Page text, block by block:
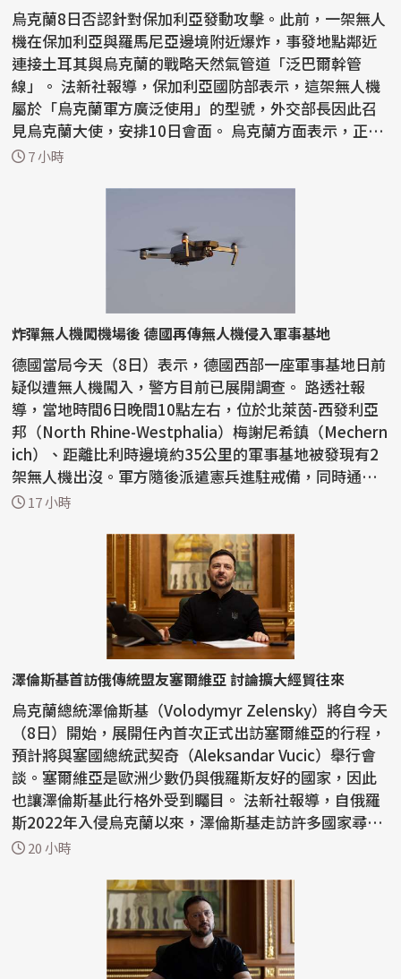
烏克蘭8日否認針對保加利亞發動攻擊。此前，一架無人
機在保加利亞與羅馬尼亞邊境附近爆炸，事發地點鄰近
連接土耳其與烏克蘭的戰略天然氣管道「泛巴爾幹管
線」。 法新社報導，保加利亞國防部表示，這架無人機
屬於「烏克蘭軍方廣泛使用」的型號，外交部長因此召
見烏克蘭大使，安排10日會面。 烏克蘭方面表示，正
「與保...
7 小時
炸彈無人機闖機場後 德國再傳無人機侵入軍事基地
德國當局今天（8日）表示，德國西部一座軍事基地日前
疑似遭無人機闖入，警方目前已展開調查。 路透社報
導，當地時間6日晚間10點左右，位於北萊茵-西發利亞
邦（North Rhine-Westphalia）梅謝尼希鎮（Mechern
ich）、距離比利時邊境約35公里的軍事基地被發現有2
架無人機出沒。軍方隨後派遣憲兵進駐戒備，同時通知
警方...
17 小時
澤倫斯基首訪俄傳統盟友塞爾維亞 討論擴大經貿往來
烏克蘭總統澤倫斯基（Volodymyr Zelensky）將自今天
（8日）開始，展開任內首次正式出訪塞爾維亞的行程，
預計將與塞國總統武契奇（Aleksandar Vucic）舉行會
談。塞爾維亞是歐洲少數仍與俄羅斯友好的國家，因此
也讓澤倫斯基此行格外受到矚目。 法新社報導，自俄羅
斯2022年入侵烏克蘭以來，澤倫斯基走訪許多國家尋求
支持...
20 小時